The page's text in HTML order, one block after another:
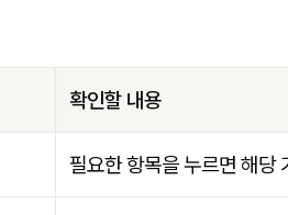
확인할 내용
필요한 항목을 누르면 해당